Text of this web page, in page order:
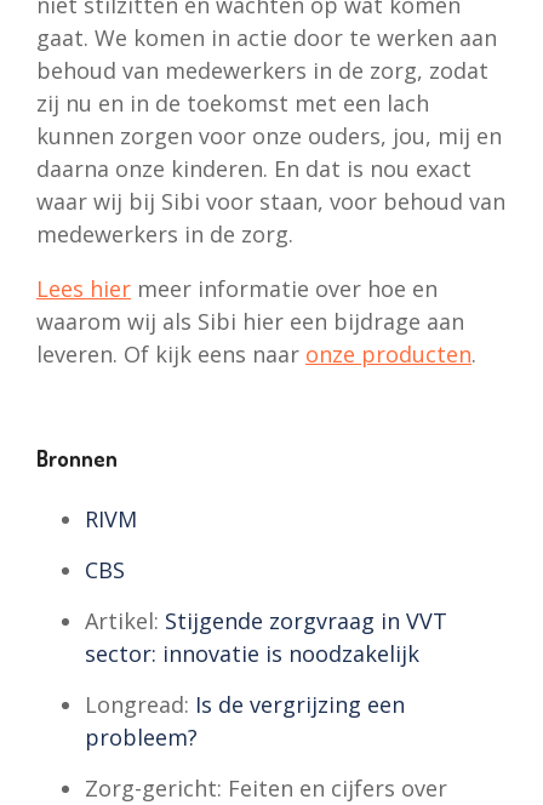
gaat. We komen in actie door te werken aan
behoud van medewerkers in de zorg, zodat
zij nu en in de toekomst met een lach
kunnen zorgen voor onze ouders, jou, mij en
daarna onze kinderen. En dat is nou exact
waar wij bij Sibi voor staan, voor behoud van
medewerkers in de zorg.
Lees hier meer informatie over hoe en
waarom wij als Sibi hier een bijdrage aan
leveren. Of kijk eens naar onze producten.
Bronnen
RIVM
CBS
Artikel: Stijgende zorgvraag in VVT
sector: innovatie is noodzakelijk
Longread: Is de vergrijzing een
probleem?
Zorg-gericht: Feiten en cijfers over